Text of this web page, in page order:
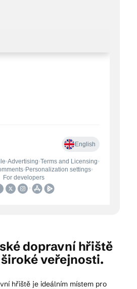
dopravní hřiště
veřejnosti.
hřiště je ideálním místem pro